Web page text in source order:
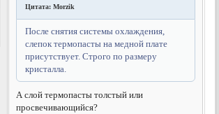
Цитата: Morzik
После снятия системы охлаждения,
слепок термопасты на медной плате
присутствует. Строго по размеру
кристалла.
А слой термопасты толстый или
просвечивающийся?